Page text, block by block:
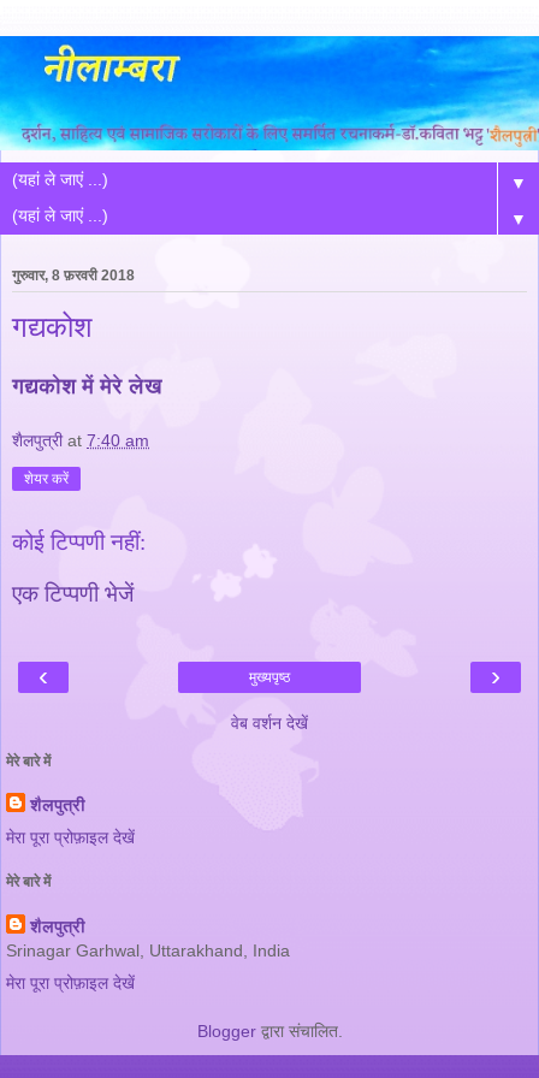
▼
▼
गुरुवार, 8 फ़रवरी 2018
गद्यकोश
गद्यकोश में मेरे लेख
शैलपुत्री at 7:40 am
शेयर करें
कोई टिप्पणी नहीं:
एक टिप्पणी भेजें
‹ ›
मुख्यपृष्ठ
वेब वर्शन देखें
मेरे बारे में
शैलपुत्री
मेरा पूरा प्रोफ़ाइल देखें
मेरे बारे में
शैलपुत्री
Srinagar Garhwal, Uttarakhand, India
मेरा पूरा प्रोफ़ाइल देखें
Bloggerद्वारा संचालित.